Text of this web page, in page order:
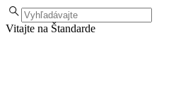
Vitajte na Štandarde